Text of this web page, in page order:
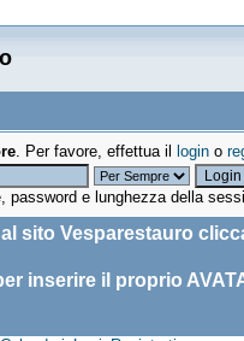
. Per favore, effettua il login o
password e lunghezza della
sito Vesparestauro
inserire il proprio